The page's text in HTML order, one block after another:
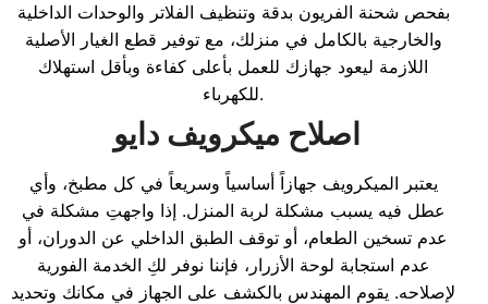
بفحص شحنة الفريون بدقة وتنظيف الفلاتر والوحدات الداخلية
والخارجية بالكامل في منزلك، مع توفير قطع الغيار الأصلية
اللازمة ليعود جهازك للعمل بأعلى كفاءة وبأقل استهلاك
للكهرباء.
اصلاح ميكرويف دايو
يعتبر الميكرويف جهازاً أساسياً وسريعاً في كل مطبخ، وأي
عطل فيه يسبب مشكلة لربة المنزل. إذا واجهتِ مشكلة في
عدم تسخين الطعام، أو توقف الطبق الداخلي عن الدوران، أو
عدم استجابة لوحة الأزرار، فإننا نوفر لكِ الخدمة الفورية
لإصلاحه. يقوم المهندس بالكشف على الجهاز في مكانك وتحديد